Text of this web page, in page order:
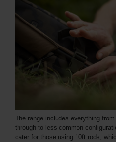
The range includes everything
through to less common
cater for those using 10ft rods,